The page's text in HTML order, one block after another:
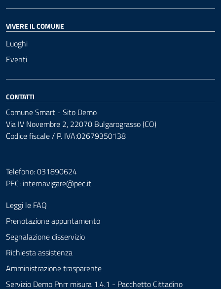
VIVERE IL COMUNE
Luoghi
Eventi
CONTATTI
Comune Smart - Sito Demo
Via IV Novembre 2, 22070 Bulgarograsso (CO)
Codice fiscale / P. IVA:02679350138
Telefono: 031890624
PEC: internavigare@pec.it
Leggi le FAQ
Prenotazione appuntamento
Segnalazione disservizio
Richiesta assistenza
Amministrazione trasparente
Servizio Demo Pnrr misura 1.4.1 - Pacchetto Cittadino